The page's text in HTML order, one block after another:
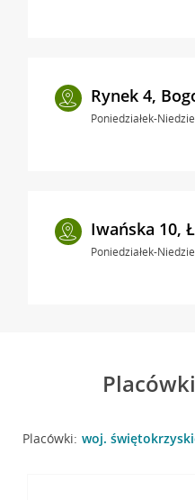
Rynek 4,
Poniedziałek-
Iwańska 10,
Poniedziałek-
Placówki: woj.